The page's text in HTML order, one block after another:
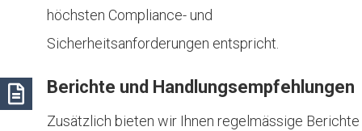
höchsten Compliance- und
Sicherheitsanforderungen entspricht.
Berichte und Handlungsempfehlungen
Zusätzlich bieten wir Ihnen regelmässige Berichte